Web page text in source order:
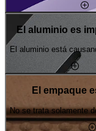
El aluminio es
El aluminio está
El empaque
No se trata solamente